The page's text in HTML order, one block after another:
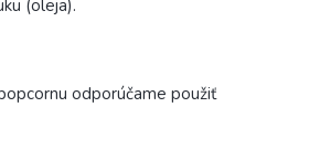
(oleja).
odporúčame použiť